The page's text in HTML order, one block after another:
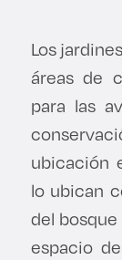
Becas
Los
áreas de
para las
ubicación
lo ubican
del
espacio